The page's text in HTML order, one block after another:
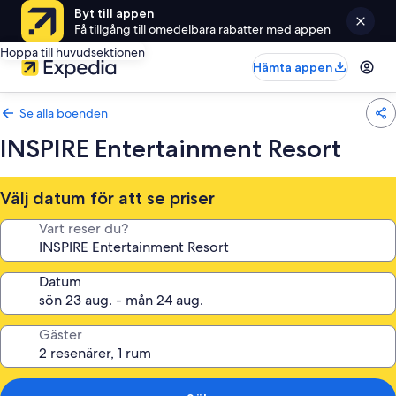
Byt till appen
Få tillgång till omedelbara rabatter med appen
Hoppa till huvudsektionen
Hämta appen
Se alla boenden
INSPIRE Entertainment Resort
Välj datum för att se priser
Vart reser du?
Datum
Gäster